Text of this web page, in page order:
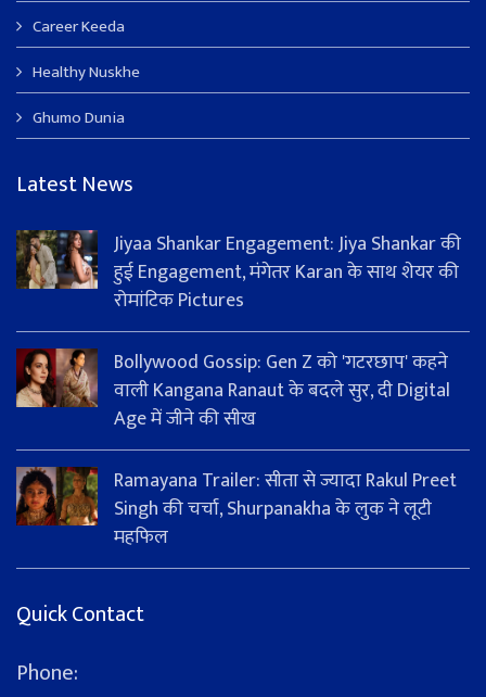
Career Keeda
Healthy Nuskhe
Ghumo Dunia
Latest News
Jiyaa Shankar Engagement: Jiya Shankar की
हुई Engagement, मंगेतर Karan के साथ शेयर की
रोमांटिक Pictures
Bollywood Gossip: Gen Z को 'गटरछाप' कहने
वाली Kangana Ranaut के बदले सुर, दी Digital
Age में जीने की सीख
Ramayana Trailer: सीता से ज्यादा Rakul Preet
Singh की चर्चा, Shurpanakha के लुक ने लूटी
महफिल
Quick Contact
Phone: